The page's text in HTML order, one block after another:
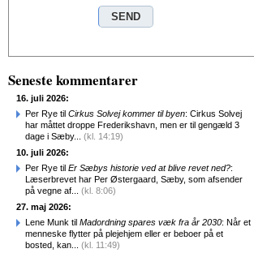
Seneste kommentarer
16. juli 2026:
Per Rye til Cirkus Solvej kommer til byen: Cirkus Solvej
har måttet droppe Frederikshavn, men er til gengæld 3
dage i Sæby... (kl. 14:19)
10. juli 2026:
Per Rye til Er Sæbys historie ved at blive revet ned?:
Læserbrevet har Per Østergaard, Sæby, som afsender
på vegne af... (kl. 8:06)
27. maj 2026:
Lene Munk til Madordning spares væk fra år 2030: Når et
menneske flytter på plejehjem eller er beboer på et
bosted, kan... (kl. 11:49)